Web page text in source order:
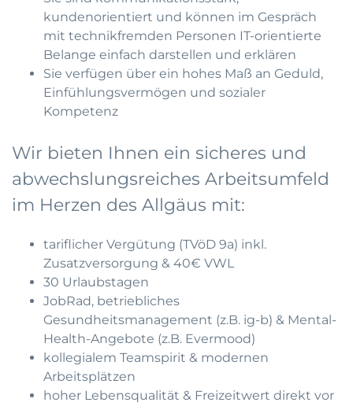
kundenorientiert und können im Gespräch
mit technikfremden Personen IT-orientierte
Belange einfach darstellen und erklären
Sie verfügen über ein hohes Maß an Geduld,
Einfühlungsvermögen und sozialer
Kompetenz
Wir bieten Ihnen ein sicheres und
abwechslungsreiches Arbeitsumfeld
im Herzen des Allgäus mit:
tariflicher Vergütung (TVöD 9a) inkl.
Zusatzversorgung & 40€ VWL
30 Urlaubstagen
JobRad, betriebliches
Gesundheitsmanagement (z.B. ig-b) & Mental-
Health-Angebote (z.B. Evermood)
kollegialem Teamspirit & modernen
Arbeitsplätzen
hoher Lebensqualität & Freizeitwert direkt vor